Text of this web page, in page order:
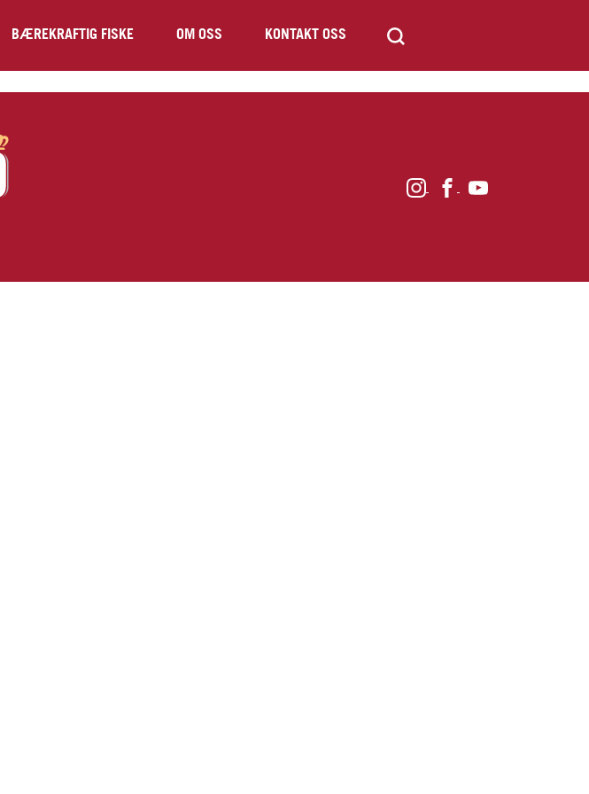
BÆREKRAFTIG FISKE OM OSS KONTAKT OSS